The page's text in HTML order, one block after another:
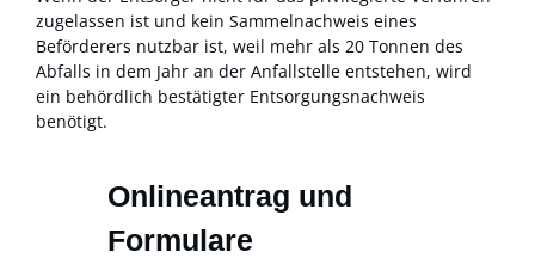
zugelassen ist und kein Sammelnachweis eines
Beförderers nutzbar ist, weil mehr als 20 Tonnen des
Abfalls in dem Jahr an der Anfallstelle entstehen, wird
ein behördlich bestätigter Entsorgungsnachweis
benötigt.
Onlineantrag und
Formulare